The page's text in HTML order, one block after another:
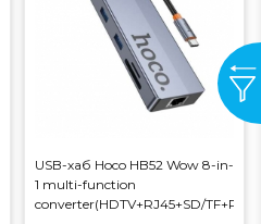
USB-хаб Hoco HB52 Wow 8-in-
1 multi-function
converter(HDTV+RJ45+SD/